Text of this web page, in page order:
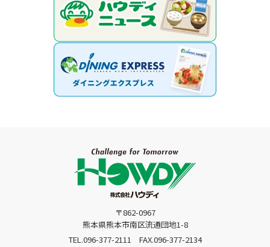
〒862-0967
熊本県熊本市南区流通団地1-8
TEL.096-377-2111
FAX.096-377-2134